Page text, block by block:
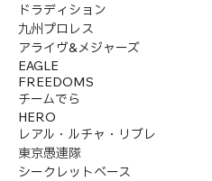
ドラディション
九州プロレス
アライヴ&メジャーズ
EAGLE
FREEDOMS
チームでら
HERO
レアル・ルチャ・リブレ
東京愚連隊
シークレットベース